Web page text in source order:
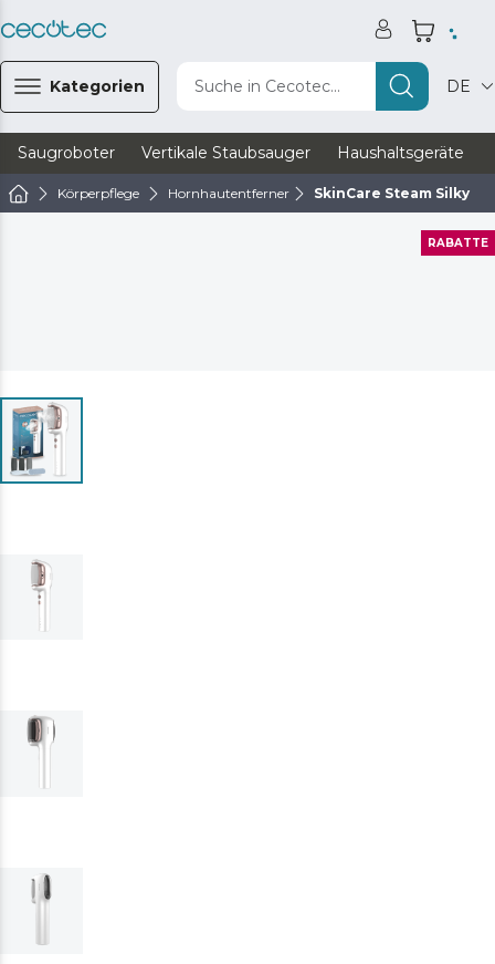
Kategorien Suche in Cecotec... DE
Saugroboter Vertikale Staubsauger Haushaltsgeräte
Körperpflege Hornhautentferner SkinCare Steam Silky
RABATTE